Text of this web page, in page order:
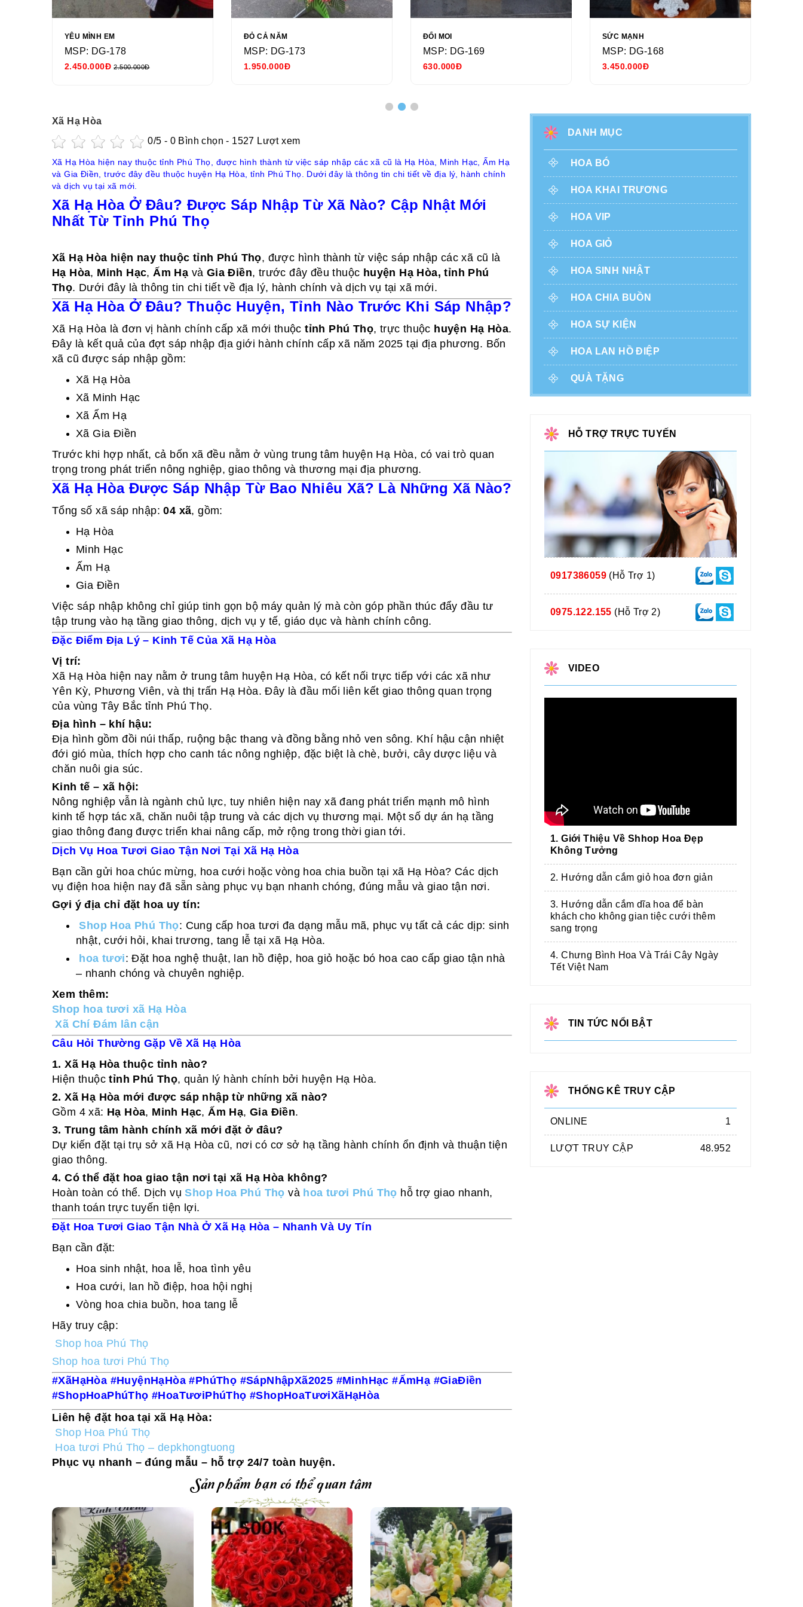
YÊU MÌNH EM
MSP: DG-178
2.450.000Đ 2.500.000Đ
ĐỎ CẢ NĂM
MSP: DG-173
1.950.000Đ
ĐỔI MOI
MSP: DG-169
630.000Đ
SỨC MẠNH
MSP: DG-168
3.450.000Đ
Xã Hạ Hòa
0/5 - 0 Bình chọn - 1527 Lượt xem
Xã Hạ Hòa hiện nay thuộc tỉnh Phú Thọ, được hình thành từ việc sáp nhập các xã cũ là Hạ Hòa, Minh Hạc, Ấm Hạ
và Gia Điền, trước đây đều thuộc huyện Hạ Hòa, tỉnh Phú Thọ. Dưới đây là thông tin chi tiết về địa lý, hành chính
và dịch vụ tại xã mới.
Xã Hạ Hòa Ở Đâu? Được Sáp Nhập Từ Xã Nào? Cập Nhật Mới
Nhất Từ Tỉnh Phú Thọ
Xã Hạ Hòa hiện nay thuộc tỉnh Phú Thọ, được hình thành từ việc sáp nhập các xã cũ là
Hạ Hòa, Minh Hạc,Ấm Hạ và Gia Điền, trước đây đều thuộc huyện Hạ Hòa, tỉnh Phú
Thọ. Dưới đây là thông tin chi tiết về địa lý, hành chính và dịch vụ tại xã mới.
Xã Hạ Hòa Ở Đâu? Thuộc Huyện, Tỉnh Nào Trước Khi Sáp Nhập?
Xã Hạ Hòa là đơn vị hành chính cấp xã mới thuộctỉnh Phú Thọ, trực thuộc huyện Hạ Hòa.
Đây là kết quả của đợt sáp nhập địa giới hành chính cấp xã năm 2025 tại địa phương. Bốn
xã cũ được sáp nhập gồm:
Xã Hạ Hòa
Xã Minh Hạc
Xã Ấm Hạ
Xã Gia Điền
Trước khi hợp nhất, cả bốn xã đều nằm ở vùng trung tâm huyện Hạ Hòa, có vai trò quan
trọng trong phát triển nông nghiệp, giao thông và thương mại địa phương.
Xã Hạ Hòa Được Sáp Nhập Từ Bao Nhiêu Xã? Là Những Xã Nào?
Tổng số xã sáp nhập:04 xã, gồm:
Hạ Hòa
Minh Hạc
Ấm Hạ
Gia Điền
Việc sáp nhập không chỉ giúp tinh gọn bộ máy quản lý mà còn góp phần thúc đẩy đầu tư
tập trung vào hạ tầng giao thông, dịch vụ y tế, giáo dục và hành chính công.
Đặc Điểm Địa Lý – Kinh Tế Của Xã Hạ Hòa
Vị trí:
Xã Hạ Hòa hiện nay nằm ở trung tâm huyện Hạ Hòa, có kết nối trực tiếp với các xã như
Yên Kỳ, Phương Viên, và thị trấn Hạ Hòa. Đây là đầu mối liên kết giao thông quan trọng
của vùng Tây Bắc tỉnh Phú Thọ.
Địa hình – khí hậu:
Địa hình gồm đồi núi thấp, ruộng bậc thang và đồng bằng nhỏ ven sông. Khí hậu cận nhiệt
đới gió mùa, thích hợp cho canh tác nông nghiệp, đặc biệt là chè, bưởi, cây dược liệu và
chăn nuôi gia súc.
Kinh tế – xã hội:
Nông nghiệp vẫn là ngành chủ lực, tuy nhiên hiện nay xã đang phát triển mạnh mô hình
kinh tế hợp tác xã, chăn nuôi tập trung và các dịch vụ thương mại. Một số dự án hạ tầng
giao thông đang được triển khai nâng cấp, mở rộng trong thời gian tới.
Dịch Vụ Hoa Tươi Giao Tận Nơi Tại Xã Hạ Hòa
Bạn cần gửi hoa chúc mừng, hoa cưới hoặc vòng hoa chia buồn tại xã Hạ Hòa? Các dịch
vụ điện hoa hiện nay đã sẵn sàng phục vụ bạn nhanh chóng, đúng mẫu và giao tận nơi.
Gợi ý địa chỉ đặt hoa uy tín:
Shop Hoa Phú Thọ: Cung cấp hoa tươi đa dạng mẫu mã, phục vụ tất cả các dịp: sinh
nhật, cưới hỏi, khai trương, tang lễ tại xã Hạ Hòa.
hoa tươi: Đặt hoa nghệ thuật, lan hồ điệp, hoa giỏ hoặc bó hoa cao cấp giao tận nhà
– nhanh chóng và chuyên nghiệp.
Xem thêm:
Shop hoa tươi xã Hạ Hòa
Xã Chí Đám lân cận
Câu Hỏi Thường Gặp Về Xã Hạ Hòa
1. Xã Hạ Hòa thuộc tỉnh nào?
Hiện thuộctỉnh Phú Thọ, quản lý hành chính bởi huyện Hạ Hòa.
2. Xã Hạ Hòa mới được sáp nhập từ những xã nào?
Gồm 4 xã: Hạ Hòa, Minh Hạc,Ấm Hạ,Gia Điền.
3. Trung tâm hành chính xã mới đặt ở đâu?
Dự kiến đặt tại trụ sở xã Hạ Hòa cũ, nơi có cơ sở hạ tầng hành chính ổn định và thuận tiện
giao thông.
4. Có thể đặt hoa giao tận nơi tại xã Hạ Hòa không?
Hoàn toàn có thể. Dịch vụShop Hoa Phú Thọ và hoa tươi Phú Thọ hỗ trợ giao nhanh,
thanh toán trực tuyến tiện lợi.
Đặt Hoa Tươi Giao Tận Nhà Ở Xã Hạ Hòa – Nhanh Và Uy Tín
Bạn cần đặt:
Hoa sinh nhật, hoa lễ, hoa tình yêu
Hoa cưới, lan hồ điệp, hoa hội nghị
Vòng hoa chia buồn, hoa tang lễ
Hãy truy cập:
Shop hoa Phú Thọ
Shop hoa tươi Phú Thọ
#XãHạHòa #HuyệnHạHòa #PhúThọ #SápNhậpXã2025 #MinhHạc #ẤmHạ #GiaĐiền
#ShopHoaPhúThọ #HoaTươiPhúThọ #ShopHoaTươiXãHạHòa
Liên hệ đặt hoa tại xã Hạ Hòa:
Shop Hoa Phú Thọ
Hoa tươi Phú Thọ – depkhongtuong
Phục vụ nhanh – đúng mẫu – hỗ trợ 24/7 toàn huyện.
Sản phẩm bạn có thể quan tâm
DANH MỤC
HOA BÓ
HOA KHAI TRƯƠNG
HOA VIP
HOA GIỎ
HOA SINH NHẬT
HOA CHIA BUỒN
HOA SỰ KIỆN
HOA LAN HỒ ĐIỆP
QUÀ TẶNG
HỖ TRỢ TRỰC TUYẾN
0917386059 (Hỗ Trợ 1)
0975.122.155 (Hỗ Trợ 2)
VIDEO
1. Giới Thiệu Về Shhop Hoa Đẹp
Không Tưởng
2. Hướng dẫn cắm giỏ hoa đơn giản
3. Hướng dẫn cắm dĩa hoa để bàn
khách cho không gian tiệc cưới thêm
sang trọng
4. Chưng Bình Hoa Và Trái Cây Ngày
Tết Việt Nam
TIN TỨC NỔI BẬT
THỐNG KÊ TRUY CẬP
ONLINE 1
LƯỢT TRUY CẬP 48.952